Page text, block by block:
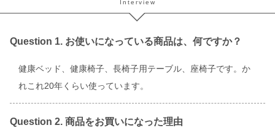
Interview
Question 1. お使いになっている商品は、何ですか？
健康ベッド、健康椅子、長椅子用テーブル、座椅子です。か
れこれ20年くらい使っています。
Question 2. 商品をお買いになった理由